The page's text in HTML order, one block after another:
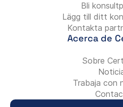
Bli
Lägg till ditt
Kontakta
Acerca de
Sobre
Trabaja con